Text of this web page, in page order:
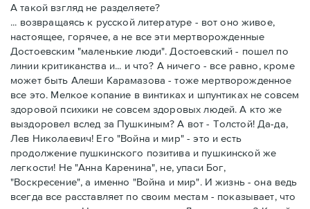
А такой взгляд не разделяете?
... возвращаясь к русской литературе - вот оно живое,
настоящее, горячее, а не все эти мертворожденные
Достоевским "маленькие люди". Достоевский - пошел по
линии критиканства и... и что? А ничего - все равно, кроме
может быть Алеши Карамазова - тоже мертворожденное
все это. Мелкое копание в винтиках и шпунтиках не совсем
здоровой психики не совсем здоровых людей. А кто же
выздоровел вслед за Пушкиным? А вот - Толстой! Да-да,
Лев Николаевич! Его "Война и мир" - это и есть
продолжение пушкинского позитива и пушкинской же
легкости! Не "Анна Каренина", не, упаси Бог,
"Воскресение", а именно "Война и мир". И жизнь - она ведь
всегда все расставляет по своим местам - показывает, что